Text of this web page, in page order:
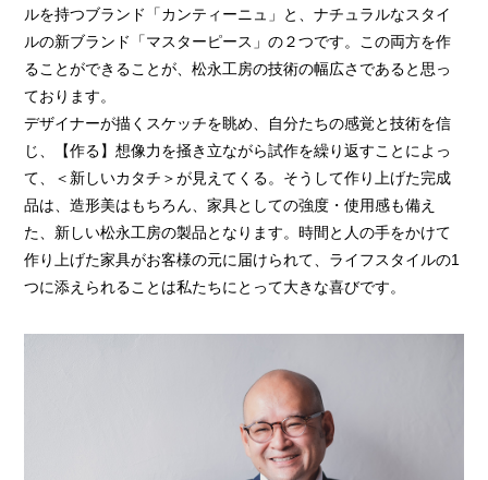
ルを持つブランド「カンティーニュ」と、ナチュラルなスタイ
ルの新ブランド「マスターピース」の２つです。この両方を作
ることができることが、松永工房の技術の幅広さであると思っ
ております。
デザイナーが描くスケッチを眺め、自分たちの感覚と技術を信
じ、【作る】想像力を掻き立ながら試作を繰り返すことによっ
て、＜新しいカタチ＞が見えてくる。そうして作り上げた完成
品は、造形美はもちろん、家具としての強度・使用感も備え
た、新しい松永工房の製品となります。時間と人の手をかけて
作り上げた家具がお客様の元に届けられて、ライフスタイルの1
つに添えられることは私たちにとって大きな喜びです。